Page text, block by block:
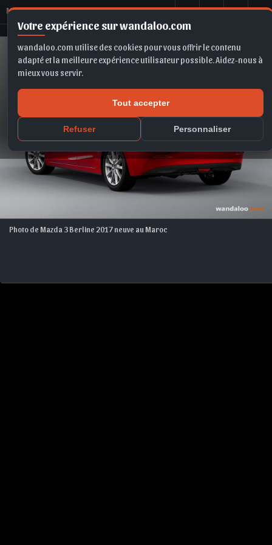
Votre expérience sur wandaloo.com
wandaloo.com utilise des cookies pour vous offrir le contenu
adapté et la meilleure expérience utilisateur possible. Aidez-nous à
mieux vous servir.
Tout accepter
Refuser Personnaliser
Mazda 3 Berline 2017
Photo de Mazda 3 Berline 2017 neuve au Maroc